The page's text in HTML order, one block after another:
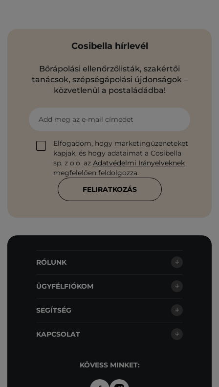
Cosibella hírlevél
Bőrápolási ellenőrzőlisták, szakértői
tanácsok, szépségápolási újdonságok –
közvetlenül a postaládádba!
Add meg az e-mail címedet
Elfogadom, hogy marketingüzeneteket
kapjak, és hogy adataimat a Cosibella
sp. z o.o. az Adatvédelmi Irányelveknek
megfelelően feldolgozza.
FELIRATKOZÁS
RÓLUNK
ÜGYFÉLFIÓKOM
SEGÍTSÉG
KAPCSOLAT
KÖVESS MINKET: